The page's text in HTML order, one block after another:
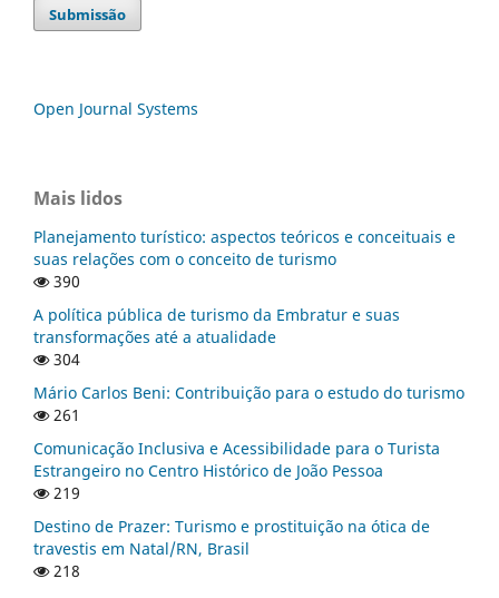
Submissão
Open Journal Systems
Mais lidos
Planejamento turístico: aspectos teóricos e conceituais e
suas relações com o conceito de turismo
390
A política pública de turismo da Embratur e suas
transformações até a atualidade
304
Mário Carlos Beni: Contribuição para o estudo do turismo
261
Comunicação Inclusiva e Acessibilidade para o Turista
Estrangeiro no Centro Histórico de João Pessoa
219
Destino de Prazer: Turismo e prostituição na ótica de
travestis em Natal/RN, Brasil
218